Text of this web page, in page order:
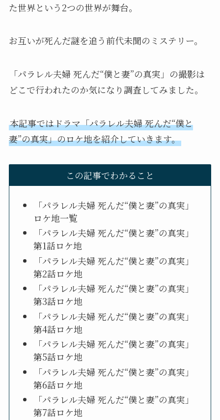
た世界という2つの世界が舞台。
お互いが死んだ謎を追う前代未聞のミステリー。
「パラレル夫婦 死んだ“僕と妻”の真実」の撮影は
どこで行われたのか気になり調査してみました。
本記事ではドラマ「パラレル夫婦 死んだ“僕と
妻”の真実」のロケ地を紹介していきます。
この記事でわかること
「パラレル夫婦 死んだ“僕と妻”の真実」
ロケ地一覧
「パラレル夫婦 死んだ“僕と妻”の真実」
第1話ロケ地
「パラレル夫婦 死んだ“僕と妻”の真実」
第2話ロケ地
「パラレル夫婦 死んだ“僕と妻”の真実」
第3話ロケ地
「パラレル夫婦 死んだ“僕と妻”の真実」
第4話ロケ地
「パラレル夫婦 死んだ“僕と妻”の真実」
第5話ロケ地
「パラレル夫婦 死んだ“僕と妻”の真実」
第6話ロケ地
「パラレル夫婦 死んだ“僕と妻”の真実」
第7話ロケ地